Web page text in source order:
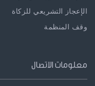
الإعجاز التشريعي للزكاة
وقف المنظمة
معلومات الاتصال